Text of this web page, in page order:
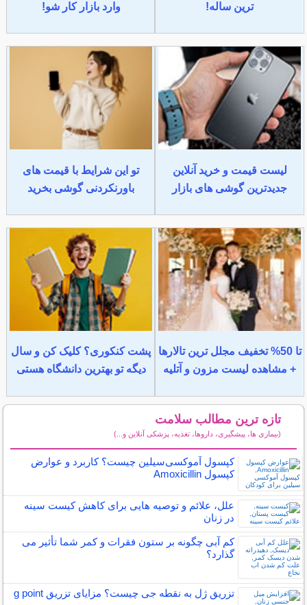
ترین ساله!
وارد بازار کار شو!
لیست قیمت و خرید آنلاین
جدیدترین گوشی های بازار
تو این شرایط با قیمت های
باورنکردنی گوشی بخرید
تا 50% تخفیف مجلل ترین تالارها
+ مشاهده لیست مزون و آتلیه
پشت کنکوری؟ کلیک کن و سال
دیگه تو بهترین دانشگاه هستی
تازه ترین مطالب سلامت
(بیماری ها، پیشگیری، داروها، تغذیه، پزشکی آنلاین و...)
کپسول آموکسی‌سیلین چیست؟ کاربرد و عوارض
کپسول Amoxicillin
علل، علائم و توصیه هایی برای کاهش کیست سینه
در زنان
کم آبی چگونه بر ستون فقرات و کمر شما تأثیر می
گذارد؟
تزریق ژل به نقطه جی چیست؟ مزایای تزریق g point